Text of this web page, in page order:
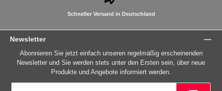
Schneller Versand in Deutschland
Newsletter
Abonnieren Sie jetzt einfach unseren regelmäßig erscheinenden
Newsletter und Sie werden stets unter den Ersten sein, über neue
Produkte und Angebote informiert werden.